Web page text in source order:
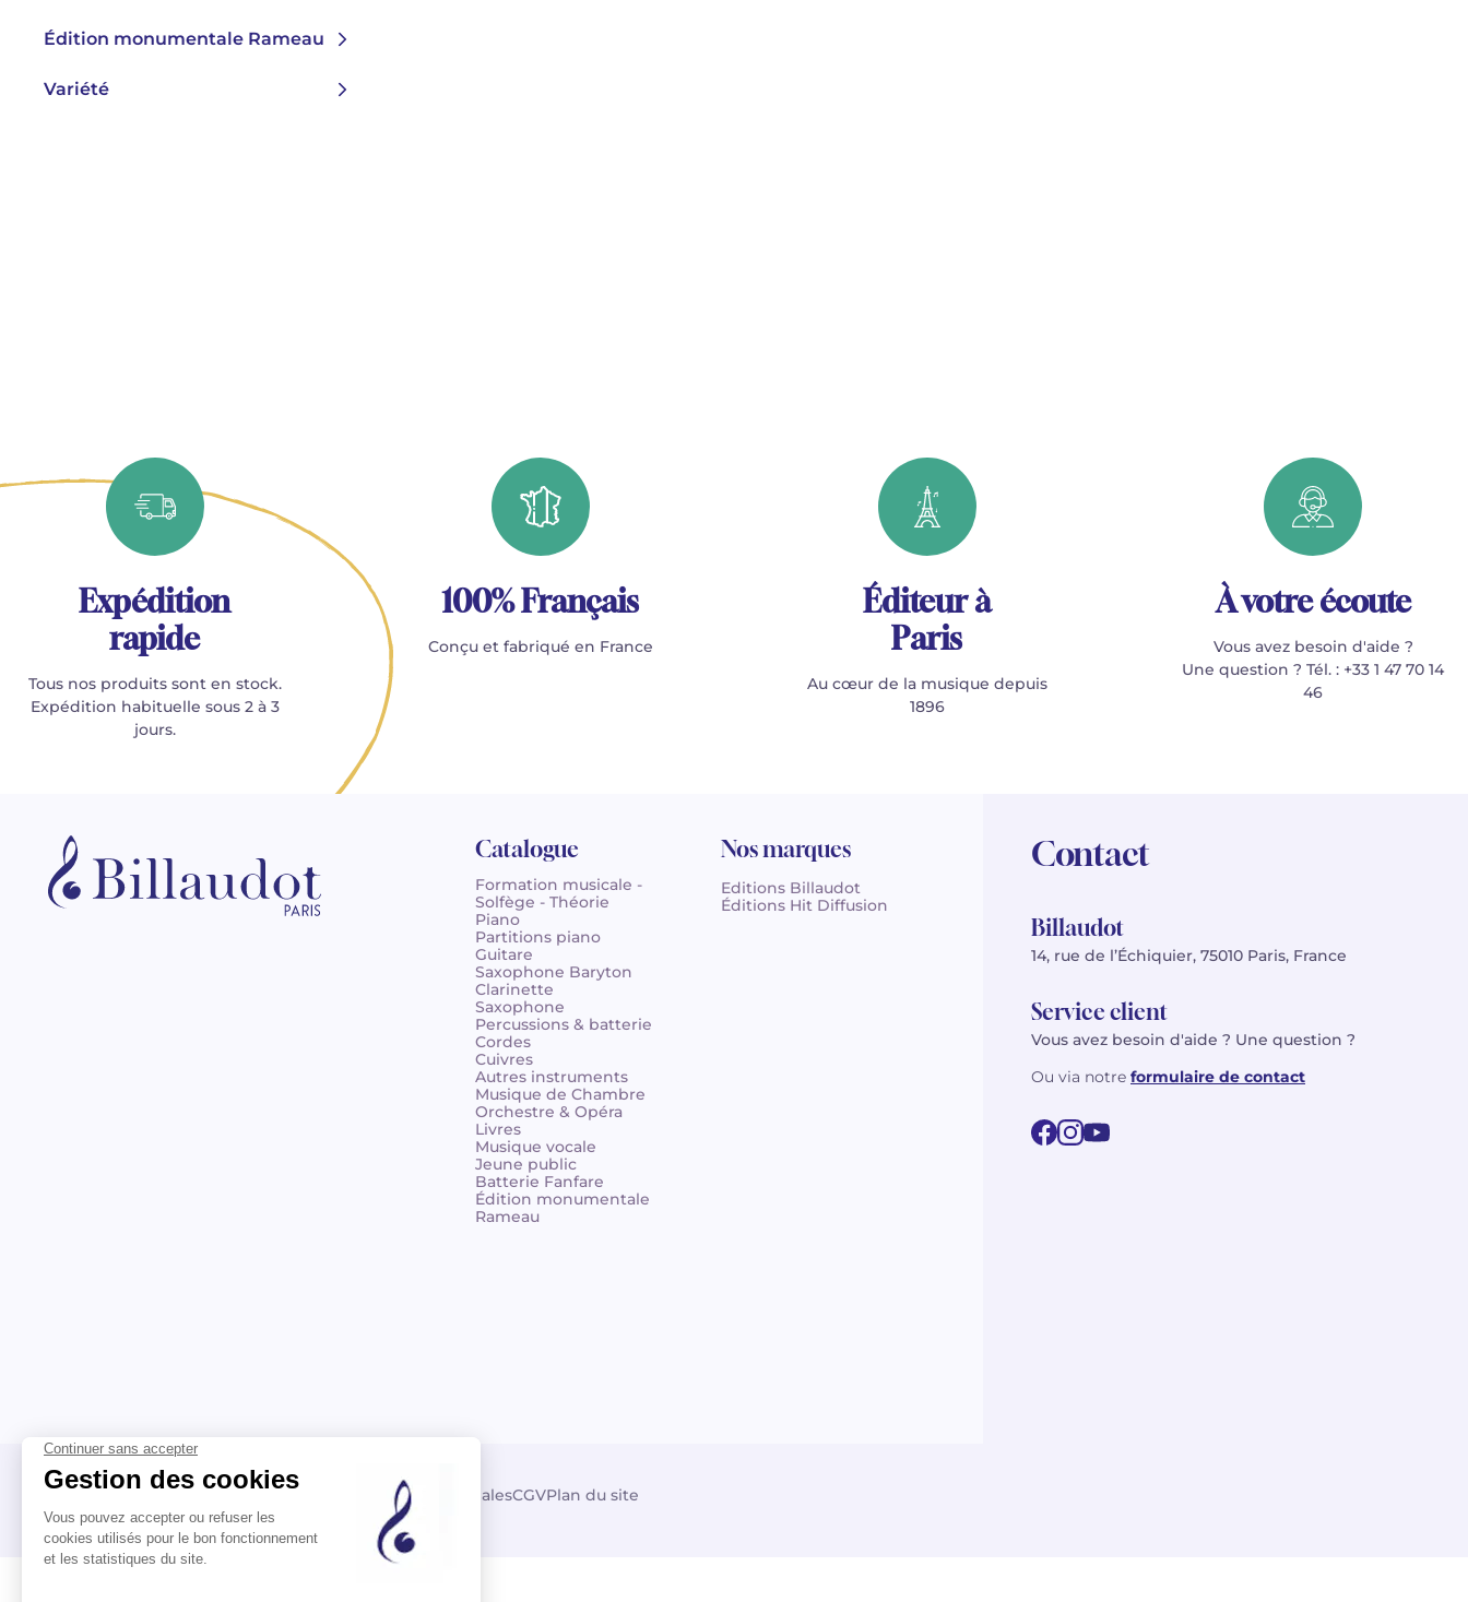
Édition monumentale Rameau
Variété
Expédition
rapide
Tous nos produits sont en stock.
Expédition habituelle sous 2 à 3
jours.
100% Français
Conçu et fabriqué en France
Éditeur à
Paris
Au cœur de la musique depuis
1896
À votre écoute
Vous avez besoin d'aide ?
Une question ? Tél. : +33 1 47 70 14
46
Catalogue
Formation musicale -
Solfège - Théorie
Piano
Partitions piano
Guitare
Saxophone Baryton
Clarinette
Saxophone
Percussions & batterie
Cordes
Cuivres
Autres instruments
Musique de Chambre
Orchestre & Opéra
Livres
Musique vocale
Jeune public
Batterie Fanfare
Édition monumentale
Rameau
Nos marques
Editions Billaudot
Éditions Hit Diffusion
Contact
Billaudot
14, rue de l’Échiquier, 75010 Paris, France
Service client
Vous avez besoin d'aide ? Une question ?
Ou via notre formulaire de contact
FR EN Politique de confidentialité Mentions légalesCGVPlan du site
© 2026 Billaudot Paris. Tous droits réservés